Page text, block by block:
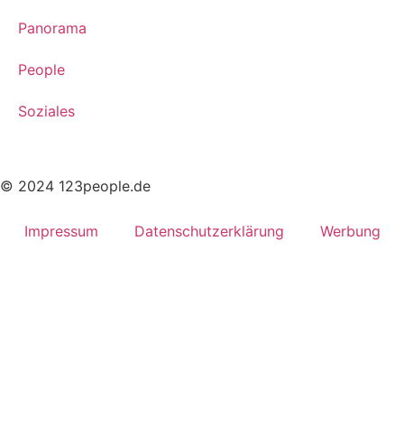
Panorama
People
Soziales
© 2024 123people.de
Impressum Datenschutzerklärung Werbung